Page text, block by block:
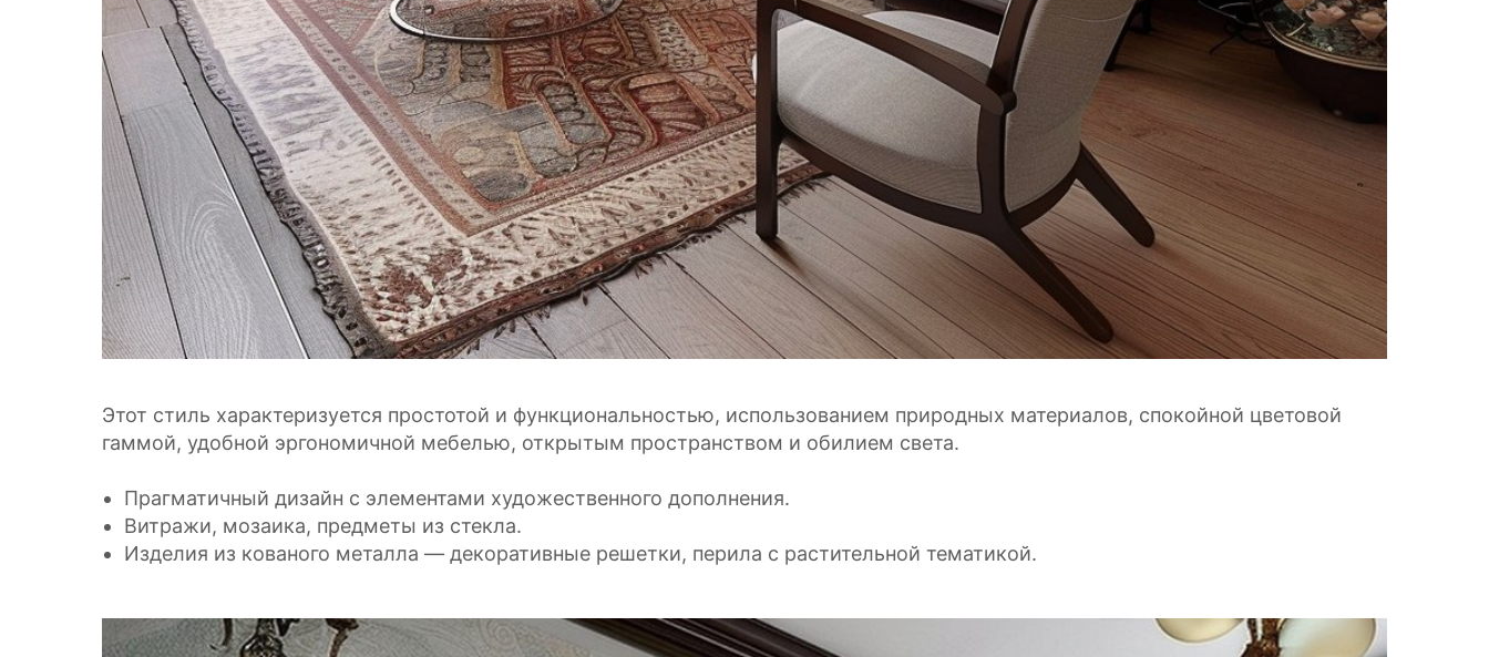
Этот стиль характеризуется простотой и функциональностью, использованием природных материалов, спокойной цветовой
гаммой, удобной эргономичной мебелью, открытым пространством и обилием света.
Прагматичный дизайн с элементами художественного дополнения.
Витражи, мозаика, предметы из стекла.
Изделия из кованого металла — декоративные решетки, перила с растительной тематикой.